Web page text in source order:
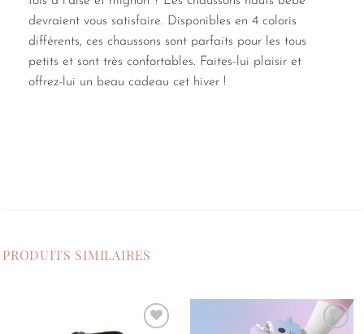
devraient vous satisfaire. Disponibles en 4 coloris
différents, ces chaussons sont parfaits pour les tous
petits et sont très confortables. Faites-lui plaisir et
offrez-lui un beau cadeau cet hiver !
PRODUITS SIMILAIRES